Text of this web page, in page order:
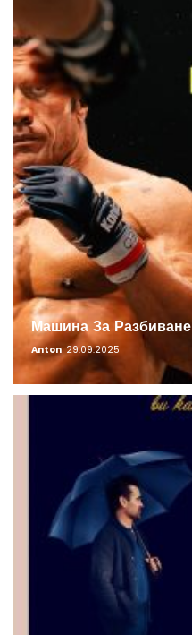
Машина За Разбиване
Anton 29.09.2025